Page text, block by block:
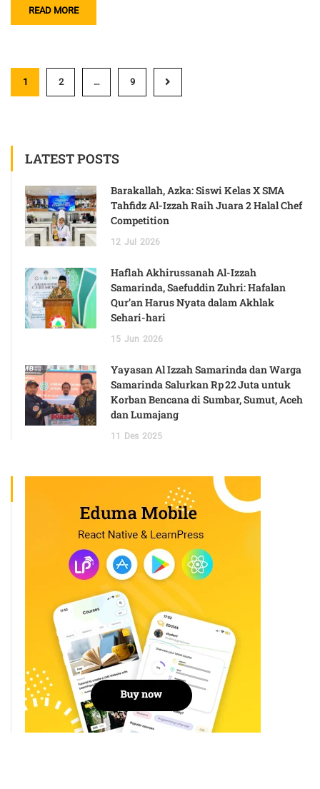
READ MORE
1 2 … 9
LATEST POSTS
Barakallah, Azka: Siswi Kelas X SMA
Tahfidz Al-Izzah Raih Juara 2 Halal Chef
Competition
12 Jul 2026
Haflah Akhirussanah Al-Izzah
Samarinda, Saefuddin Zuhri: Hafalan
Qur’an Harus Nyata dalam Akhlak
Sehari-hari
15 Jun 2026
Yayasan Al Izzah Samarinda dan Warga
Samarinda Salurkan Rp 22 Juta untuk
Korban Bencana di Sumbar, Sumut, Aceh
dan Lumajang
11 Des 2025